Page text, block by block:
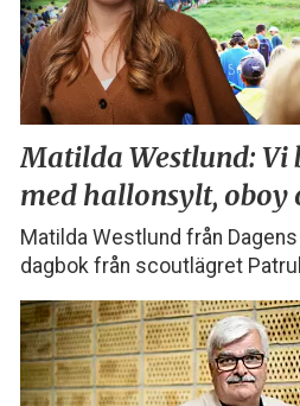
Matilda Westlund:Vi
med hallonsylt, oboy
Matilda Westlund från
dagbok från scoutlägret